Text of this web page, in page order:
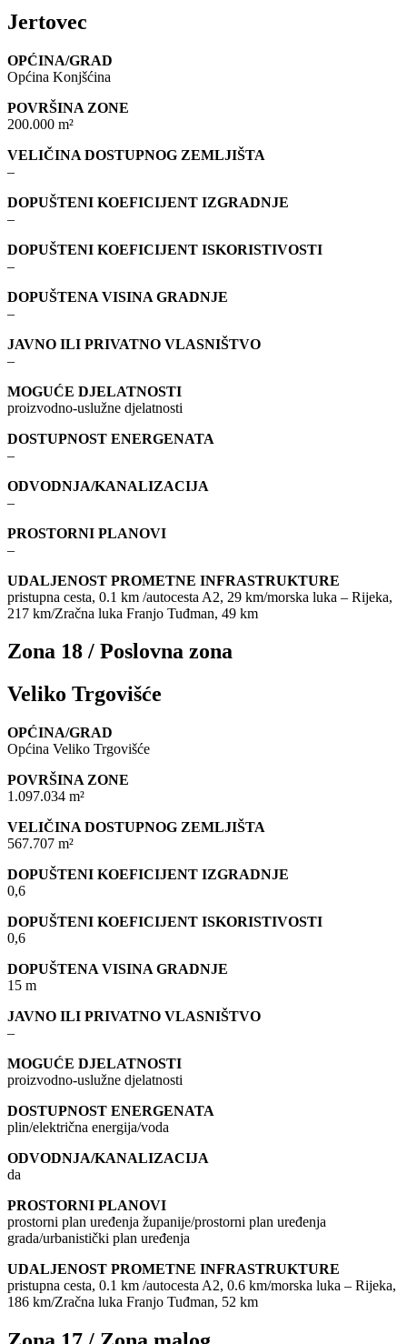
Jertovec
OPĆINA/GRAD
Općina Konjšćina
POVRŠINA ZONE
200.000 m²
VELIČINA DOSTUPNOG ZEMLJIŠTA
–
DOPUŠTENI KOEFICIJENT IZGRADNJE
–
DOPUŠTENI KOEFICIJENT ISKORISTIVOSTI
–
DOPUŠTENA VISINA GRADNJE
–
JAVNO ILI PRIVATNO VLASNIŠTVO
–
MOGUĆE DJELATNOSTI
proizvodno-uslužne djelatnosti
DOSTUPNOST ENERGENATA
–
ODVODNJA/KANALIZACIJA
–
PROSTORNI PLANOVI
–
UDALJENOST PROMETNE INFRASTRUKTURE
pristupna cesta, 0.1 km /autocesta A2, 29 km/morska luka – Rijeka,
217 km/Zračna luka Franjo Tuđman, 49 km
Zona 18 / Poslovna zona
Veliko Trgovišće
OPĆINA/GRAD
Općina Veliko Trgovišće
POVRŠINA ZONE
1.097.034 m²
VELIČINA DOSTUPNOG ZEMLJIŠTA
567.707 m²
DOPUŠTENI KOEFICIJENT IZGRADNJE
0,6
DOPUŠTENI KOEFICIJENT ISKORISTIVOSTI
0,6
DOPUŠTENA VISINA GRADNJE
15 m
JAVNO ILI PRIVATNO VLASNIŠTVO
–
MOGUĆE DJELATNOSTI
proizvodno-uslužne djelatnosti
DOSTUPNOST ENERGENATA
plin/električna energija/voda
ODVODNJA/KANALIZACIJA
da
PROSTORNI PLANOVI
prostorni plan uređenja županije/prostorni plan uređenja
grada/urbanistički plan uređenja
UDALJENOST PROMETNE INFRASTRUKTURE
pristupna cesta, 0.1 km /autocesta A2, 0.6 km/morska luka – Rijeka,
186 km/Zračna luka Franjo Tuđman, 52 km